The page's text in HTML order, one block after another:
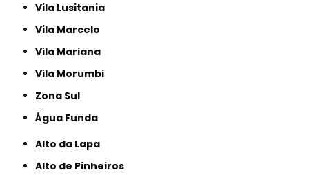
Vila Lusitania
Vila Marcelo
Vila Mariana
Vila Morumbi
Zona Sul
Água Funda
Alto da Lapa
Alto de Pinheiros